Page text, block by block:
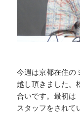
今週は京都在住の
越し頂きました。
合いです。最初は
スタッフをされて